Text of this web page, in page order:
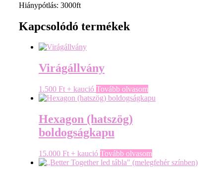
Hiánypótlás: 3000ft
Kapcsolódó termékek
Virágállvány
1.500 Ft + kaució Tovább olvasom
Hexagon (hatszög)
boldogságkapu
15.000 Ft + kaució Tovább olvasom